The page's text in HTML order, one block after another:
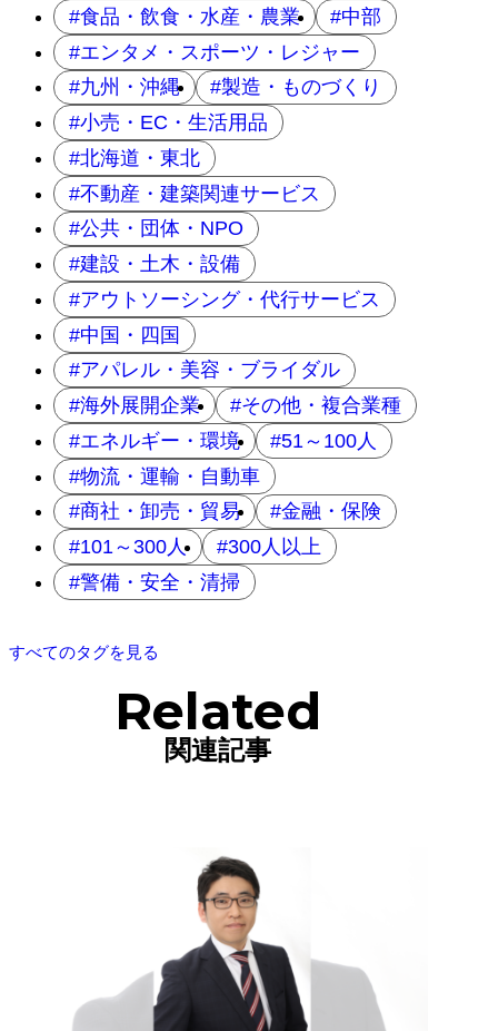
食品・飲食・水産・農業
中部
エンタメ・スポーツ・レジャー
九州・沖縄
製造・ものづくり
小売・EC・生活用品
北海道・東北
不動産・建築関連サービス
公共・団体・NPO
建設・土木・設備
アウトソーシング・代行サービス
中国・四国
アパレル・美容・ブライダル
海外展開企業
その他・複合業種
エネルギー・環境
51～100人
物流・運輸・自動車
商社・卸売・貿易
金融・保険
101～300人
300人以上
警備・安全・清掃
すべてのタグを見る
Related
関連記事